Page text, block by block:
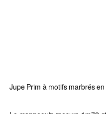
Jupe Prim à motifs marbrés